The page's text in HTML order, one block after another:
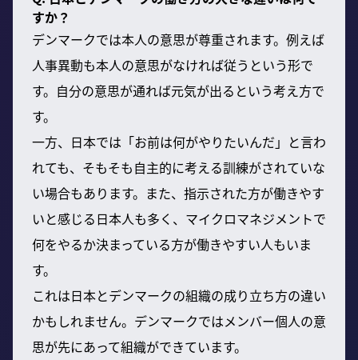
すか？
デンマークでは本人の意思が尊重されます。例えば
人事異動も本人の意思がなければ従うという形で
す。自分の意思が通れば元気が出るという考え方で
す。
一方、日本では「お前は何がやりたいんだ」と言わ
れても、そもそも自主的に考える訓練がされていな
い場合もあります。また、指示された方が働きやす
いと感じる日本人も多く、マイクロマネジメントで
何をやるか決まっている方が働きやすい人もいま
す。
これは日本とデンマークの組織の成り立ち方の違い
かもしれません。デンマークではメンバー個人の意
思が先にあって組織ができています。